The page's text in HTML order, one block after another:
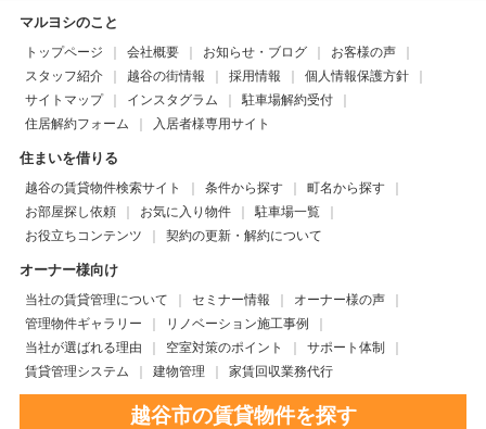
マルヨシのこと
トップページ 会社概要 お知らせ・ブログ
お客様の声
スタッフ紹介
越谷の街情報 採用情報
個人情報保護方針
サイトマップ
インスタグラム
駐車場解約受付
住居解約フォーム
入居者様専用サイト
住まいを借りる
越谷の賃貸物件検索サイト 条件から探す
町名から探す
お部屋探し依頼
お気に入り物件
駐車場一覧
お役立ちコンテンツ
契約の更新・解約について
オーナー様向け
当社の賃貸管理について セミナー情報
オーナー様の声
管理物件ギャラリー
リノベーション施工事例
当社が選ばれる理由
空室対策のポイント
サポート体制
賃貸管理システム
建物管理 家賃回収業務代行
越谷市の賃貸物件を探す